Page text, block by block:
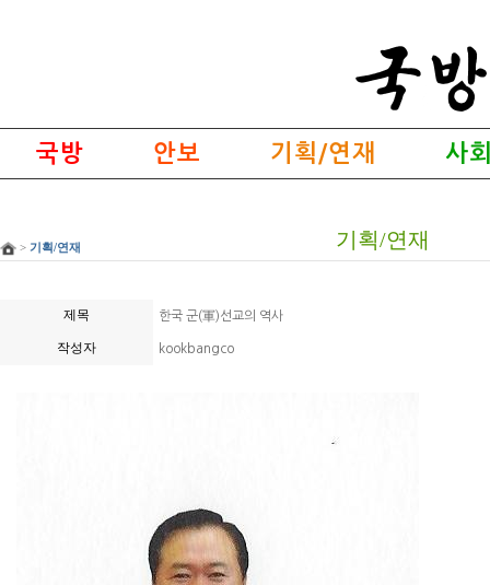
국방 안보 기획/연재 사
기획/연재
> 기획/연재
제목 한국 군(軍)선교의 역사
작성자 kookbangco